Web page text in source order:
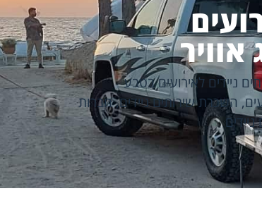
ניידים לאירועים בטבע
, השכרת שירותים ניידים,חברות